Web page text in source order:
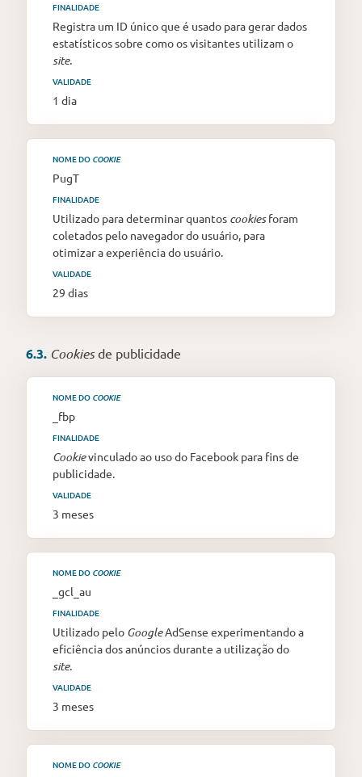
FINALIDADE
Registra um ID único que é usado para gerar dados
estatísticos sobre como os visitantes utilizam o
site.
VALIDADE
1 dia
NOME DO COOKIE
PugT
FINALIDADE
Utilizado para determinar quantos cookiesforam
coletados pelo navegador do usuário, para
otimizar a experiência do usuário.
VALIDADE
29 dias
6.3. Cookies de publicidade
NOME DO COOKIE
_fbp
FINALIDADE
Cookievinculado ao uso do Facebook para fins de
publicidade.
VALIDADE
3 meses
NOME DO COOKIE
_gcl_au
FINALIDADE
Utilizado pelo GoogleAdSense experimentando a
eficiência dos anúncios durante a utilização do
site.
VALIDADE
3 meses
NOME DO COOKIE